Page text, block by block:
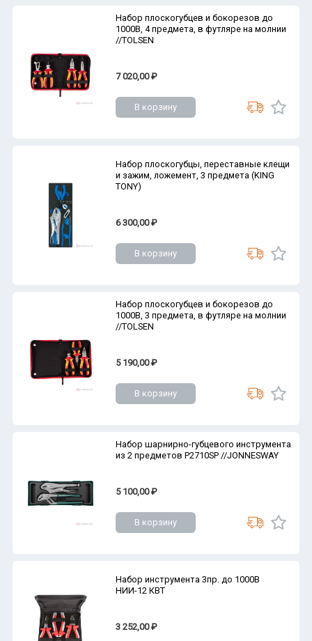
Набор плоскогубцев и бокорезов до
1000В, 4 предмета, в футляре на молнии
//TOLSEN
7 020,00 ₽
В корзину
Набор плоскогубцы, переставные клещи
и зажим, ложемент, 3 предмета (KING
TONY)
6 300,00 ₽
В корзину
Набор плоскогубцев и бокорезов до
1000В, 3 предмета, в футляре на молнии
//TOLSEN
5 190,00 ₽
В корзину
Набор шарнирно-губцевого инструмента
из 2 предметов P2710SP //JONNESWAY
5 100,00 ₽
В корзину
Набор инструмента 3пр. до 1000В
НИИ-12 КВТ
3 252,00 ₽